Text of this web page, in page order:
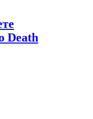
Death